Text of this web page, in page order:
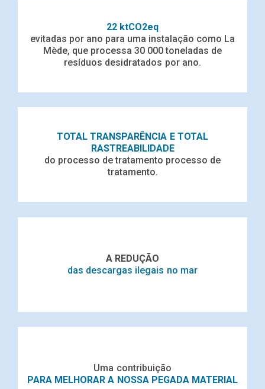
22 ktCO2eq
evitadas por ano para uma instalação como La
Mède, que processa 30 000toneladas de
resíduos desidratados por ano.
TOTAL TRANSPARÊNCIA E TOTAL
RASTREABILIDADE
do processo de tratamento processo de
tratamento.
A REDUÇÃO
das descargas ilegais no mar
Uma contribuição
PARA MELHORAR A NOSSA PEGADA MATERIAL